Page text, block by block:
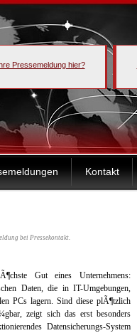
Pressemeldung hier?
Kontakt
bei Pressekontakt.
Gut eines Unternehmens:
Daten, die in IT-Umgebungen,
PCs lagern. Sind diese plÃ¶tzlich
zeigt sich das erst besonders
Datensicherungs-System